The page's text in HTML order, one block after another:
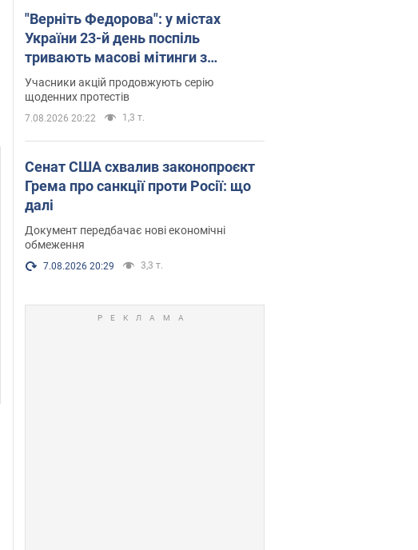
"Верніть Федорова": у містах
України 23-й день поспіль
тривають масові мітинги з
картонками. Фото і відео
Учасники акцій продовжують серію
щоденних протестів
7.08.2026 20:22 1,3 т.
Сенат США схвалив законопроєкт
Грема про санкції проти Росії: що
далі
Документ передбачає нові економічні
обмеження
7.08.2026 20:29 3,3 т.